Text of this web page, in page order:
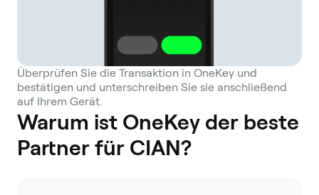
Überprüfen Sie die Transaktion in OneKey und
bestätigen und unterschreiben Sie sie anschließend
auf Ihrem Gerät.
Warum ist OneKey der beste
Partner für CIAN?